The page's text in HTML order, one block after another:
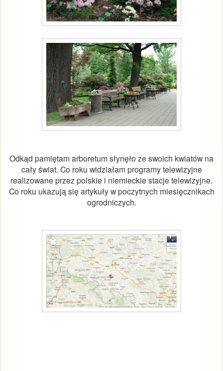
Odkąd pamiętam arboretum słynęło ze swoich kwiatów na
cały świat. Co roku widziałam programy telewizyjne
realizowane przez polskie i niemieckie stacje telewizyjne.
Co roku ukazują się artykuły w poczytnych miesięcznikach
ogrodniczych.